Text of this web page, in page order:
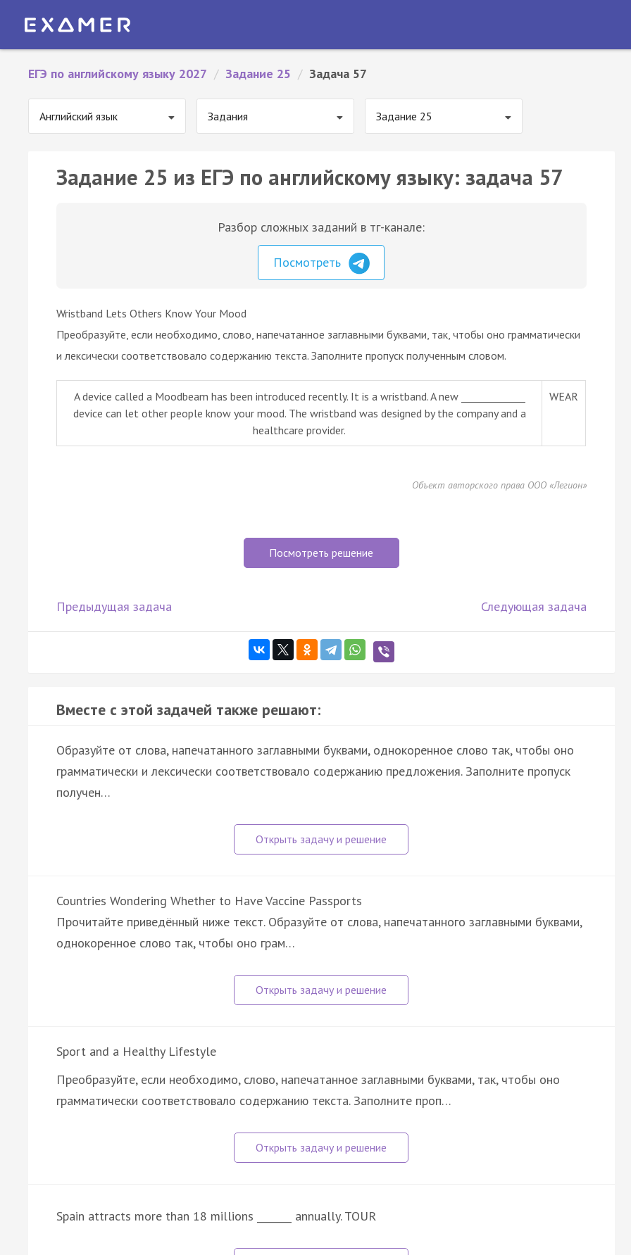
ЕГЭ по английскому языку 2027 / Задание 25 / Задача 57
Английский язык Задания Задание 25
Задание 25 из ЕГЭ по английскому языку: задача 57
Разбор сложных заданий в тг-канале:
Посмотреть
Wristband Lets Others Know Your Mood
Преобразуйте, если необходимо, слово, напечатанное заглавными буквами, так, чтобы оно грамматически
и лексически соответствовало содержанию текста. Заполните пропуск полученным словом.
A device called a Moodbeam has been introduced recently. It is a wristband. A new _____________
device can let other people know your mood. The wristband was designed by the company and a
healthcare provider.
WEAR
Объект авторского права ООО «Легион»
Посмотреть решение
Предыдущая задача Следующая задача
Вместе с этой задачей также решают:
Образуйте от слова, напечатанного заглавными буквами, однокоренное слово так, чтобы оно
грамматически и лексически соответствовало содержанию предложения. Заполните пропуск
получен…
Countries Wondering Whether to Have Vaccine Passports
Прочитайте приведённый ниже текст. Образуйте от слова, напечатанного заглавными буквами,
однокоренное слово так, чтобы оно грам…
Sport and a Healthy Lifestyle
Преобразуйте, если необходимо, слово, напечатанное заглавными буквами, так, чтобы оно
грамматически соответствовало содержанию текста. Заполните проп…
Spain attracts more than 18 millions _______ annually. TOUR